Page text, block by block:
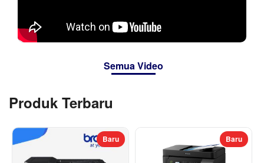
Semua Video
Produk Terbaru
Baru Baru